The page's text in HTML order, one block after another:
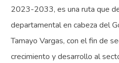
2023-2033, es una ruta que
departamental en cabeza del
Tamayo Vargas, con el fin de
crecimiento y desarrollo al